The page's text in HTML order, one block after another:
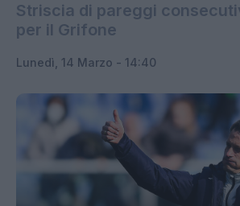
Striscia di pareggi
per il Grifone
Lunedì, 14 Marzo - 14:40